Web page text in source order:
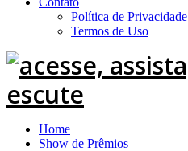
Política de Privacidade
Termos de Uso
Home
Show de Prêmios